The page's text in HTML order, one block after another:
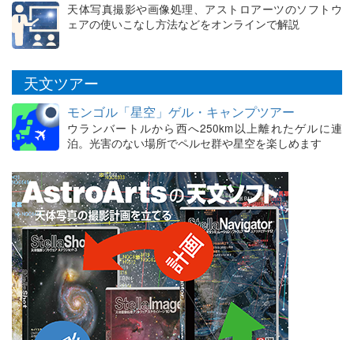
天体写真撮影や画像処理、アストロアーツのソフトウ
ェアの使いこなし方法などをオンラインで解説
天文ツアー
モンゴル「星空」ゲル・キャンプツアー
ウランバートルから西へ250km以上離れたゲルに連
泊。光害のない場所でペルセ群や星空を楽しめます